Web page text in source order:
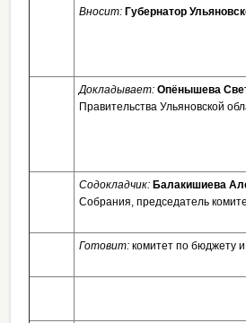
Вносит:Губернатор
Докладывает: Опёнышева
Правительства Ульяновской
Содокладчик:Балакишиева
Собрания, председатель
Готовит:комитет по бюджету и